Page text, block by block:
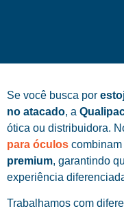
Se você busca por
no atacado, a
ótica ou distribuidora.
para óculos combinam
premium, garantindo
experiência
Trabalhamos com